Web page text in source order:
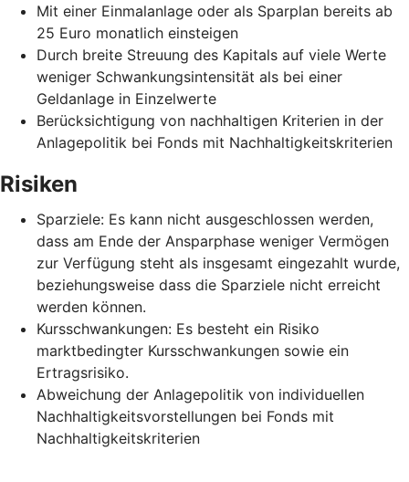
Mit einer Einmalanlage oder als Sparplan bereits ab
25 Euro monatlich einsteigen
Durch breite Streuung des Kapitals auf viele Werte
weniger Schwankungsintensität als bei einer
Geldanlage in Einzelwerte
Berücksichtigung von nachhaltigen Kriterien in der
Anlagepolitik bei Fonds mit Nachhaltigkeitskriterien
Risiken
Sparziele: Es kann nicht ausgeschlossen werden,
dass am Ende der Ansparphase weniger Vermögen
zur Verfügung steht als insgesamt eingezahlt wurde,
beziehungsweise dass die Sparziele nicht erreicht
werden können.
Kursschwankungen: Es besteht ein Risiko
marktbedingter Kursschwankungen sowie ein
Ertragsrisiko.
Abweichung der Anlagepolitik von individuellen
Nachhaltigkeitsvorstellungen bei Fonds mit
Nachhaltigkeitskriterien